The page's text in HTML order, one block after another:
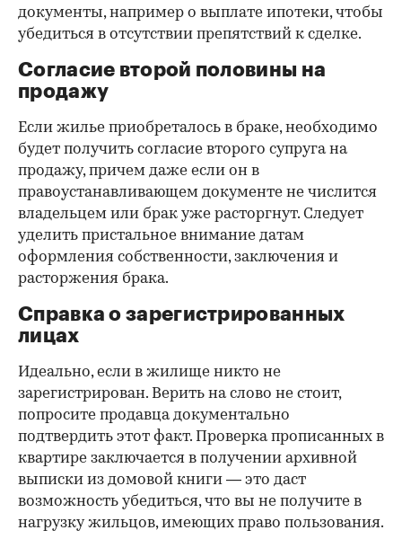
документы, например о выплате ипотеки, чтобы
убедиться в отсутствии препятствий к сделке.
Согласие второй половины на
продажу
Если жилье приобреталось в браке, необходимо
будет получить согласие второго супруга на
продажу, причем даже если он в
правоустанавливающем документе не числится
владельцем или брак уже расторгнут. Следует
уделить пристальное внимание датам
оформления собственности, заключения и
расторжения брака.
Справка о зарегистрированных
лицах
Идеально, если в жилище никто не
зарегистрирован. Верить на слово не стоит,
попросите продавца документально
подтвердить этот факт. Проверка прописанных в
квартире заключается в получении архивной
выписки из домовой книги — это даст
возможность убедиться, что вы не получите в
нагрузку жильцов, имеющих право пользования.